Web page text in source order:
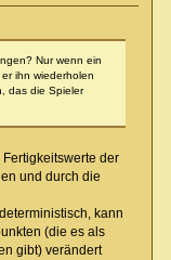
Nur wenn ein
ihn wiederholen
das die Spieler
der
und durch die
kann
(die es als
gibt) verändert